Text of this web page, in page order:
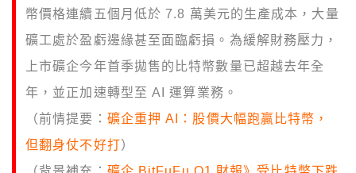
幣價格連續五個月低於 7.8 萬美元的生產成本，大量
礦工處於盈虧邊緣甚至面臨虧損。為緩解財務壓力，
上市礦企今年首季拋售的比特幣數量已超越去年全
年，並正加速轉型至 AI 運算業務。
（前情提要： 礦企重押 AI：股價大幅跑贏比特幣，
但翻身仗不好打）